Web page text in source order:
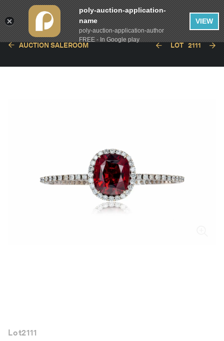
AUCTION SALEROOM LOT 2111
Lot2111
poly-auction-application-
name
poly-auction-application-author
FREE - In Google play
VIEW